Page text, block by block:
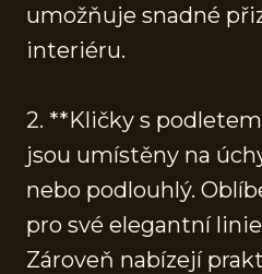
umožňuje snadné
interiéru.
2. **Kličky s
jsou umístěny na
nebo podlouhlý.
pro své elegantní
Zároveň nabízejí